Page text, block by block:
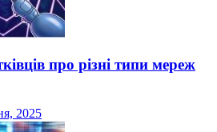
про різні типи мереж
2025